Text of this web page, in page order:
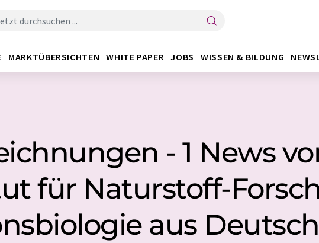
MARKTÜBERSICHTEN WHITE PAPER JOBS WISSEN & BILDUNG
- 1 News
für Naturstoff-
aus